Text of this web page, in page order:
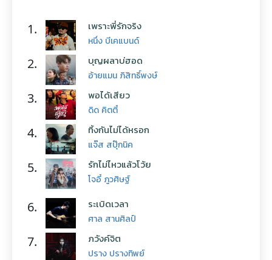
1. เพราะพี่รักจริง
หนึ่ง บีเคแบนด์
2. บุญผลาบ่ฮอด
อ้ายแมน ภิสิทธิ์พงษ์
3. พอได้เสียว
ดิด คิตตี้
4. ทิ้งกันไม่ได้หรอก
แจ๊ส สปุ๊กนิค
5. รักไม่ไหวแล้วโว้ย
โจอี้ ภูวศิษฐ์
6. ระเบิดเวลา
ศาล สานศิลป์
7. ภวังค์จิต
ปราง ปรางทิพย์